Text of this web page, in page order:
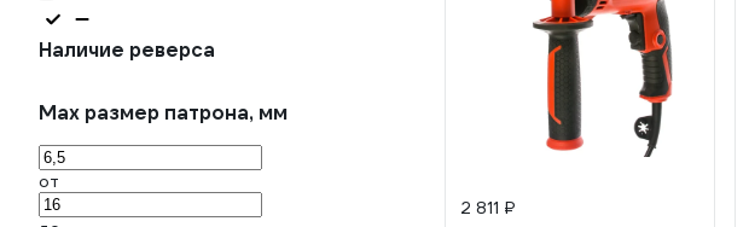
Наличие реверса
Max размер патрона, мм
от
2 811 ₽